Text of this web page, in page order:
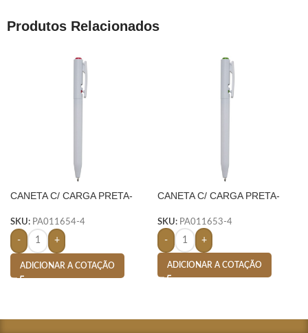
Produtos Relacionados
CANETA C/ CARGA PRETA-
SKU: PA011654-4
- +
ADICIONAR A COTAÇÃO
CANETA C/ CARGA PRETA-
SKU: PA011653-4
- +
ADICIONAR A COTAÇÃO